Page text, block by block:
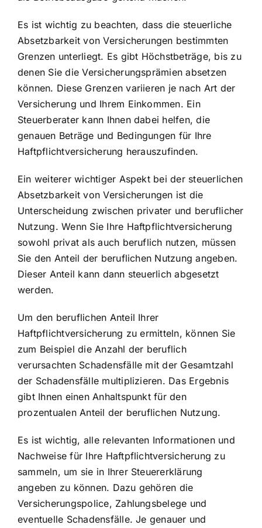
Es ist wichtig zu beachten, dass die steuerliche
Absetzbarkeit von Versicherungen bestimmten
Grenzen unterliegt. Es gibt Höchstbeträge, bis zu
denen Sie die Versicherungsprämien absetzen
können. Diese Grenzen variieren je nach Art der
Versicherung und Ihrem Einkommen. Ein
Steuerberater kann Ihnen dabei helfen, die
genauen Beträge und Bedingungen für Ihre
Haftpflichtversicherung herauszufinden.
Ein weiterer wichtiger Aspekt bei der steuerlichen
Absetzbarkeit von Versicherungen ist die
Unterscheidung zwischen privater und beruflicher
Nutzung. Wenn Sie Ihre Haftpflichtversicherung
sowohl privat als auch beruflich nutzen, müssen
Sie den Anteil der beruflichen Nutzung angeben.
Dieser Anteil kann dann steuerlich abgesetzt
werden.
Um den beruflichen Anteil Ihrer
Haftpflichtversicherung zu ermitteln, können Sie
zum Beispiel die Anzahl der beruflich
verursachten Schadensfälle mit der Gesamtzahl
der Schadensfälle multiplizieren. Das Ergebnis
gibt Ihnen einen Anhaltspunkt für den
prozentualen Anteil der beruflichen Nutzung.
Es ist wichtig, alle relevanten Informationen und
Nachweise für Ihre Haftpflichtversicherung zu
sammeln, um sie in Ihrer Steuererklärung
angeben zu können. Dazu gehören die
Versicherungspolice, Zahlungsbelege und
eventuelle Schadensfälle. Je genauer und